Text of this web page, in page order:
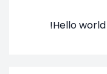
Hello world!